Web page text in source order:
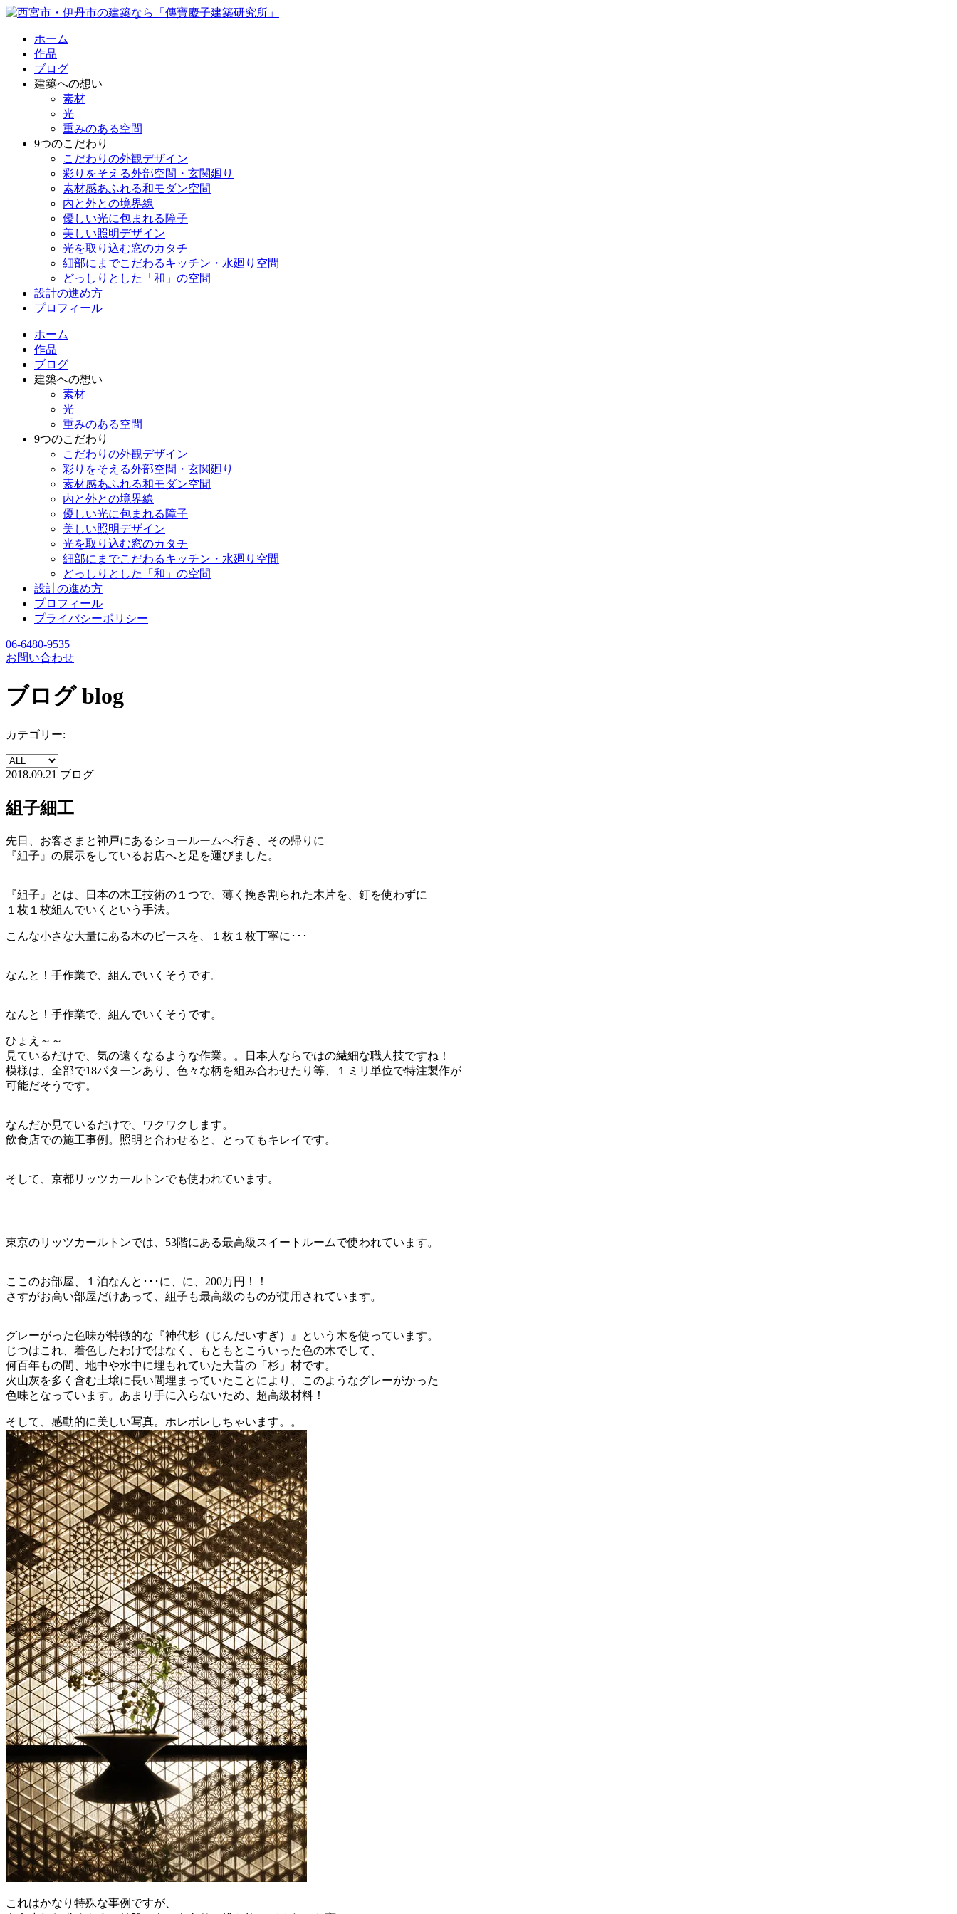
ホーム
作品
ブログ
建築への想い
素材
光
重みのある空間
9つのこだわり
こだわりの外観デザイン
彩りをそえる外部空間・玄関廻り
素材感あふれる和モダン空間
内と外との境界線
優しい光に包まれる障子
美しい照明デザイン
光を取り込む窓のカタチ
細部にまでこだわるキッチン・水廻り空間
どっしりとした「和」の空間
設計の進め方
プロフィール
ホーム
作品
ブログ
建築への想い
素材
光
重みのある空間
9つのこだわり
こだわりの外観デザイン
彩りをそえる外部空間・玄関廻り
素材感あふれる和モダン空間
内と外との境界線
優しい光に包まれる障子
美しい照明デザイン
光を取り込む窓のカタチ
細部にまでこだわるキッチン・水廻り空間
どっしりとした「和」の空間
設計の進め方
プロフィール
プライバシーポリシー
06-6480-9535
お問い合わせ
ブログ blog
カテゴリー:
2018.09.21 ブログ
組子細工
先日、お客さまと神戸にあるショールームへ行き、その帰りに
『組子』の展示をしているお店へと足を運びました。
『組子』とは、日本の木工技術の１つで、薄く挽き割られた木片を、釘を使わずに
１枚１枚組んでいくという手法。
こんな小さな大量にある木のピースを、１枚１枚丁寧に･･･
なんと！手作業で、組んでいくそうです。
なんと！手作業で、組んでいくそうです。
ひょえ～～
見ているだけで、気の遠くなるような作業。。日本人ならではの繊細な職人技ですね！
模様は、全部で18パターンあり、色々な柄を組み合わせたり等、１ミリ単位で特注製作が
可能だそうです。
なんだか見ているだけで、ワクワクします。
飲食店での施工事例。照明と合わせると、とってもキレイです。
そして、京都リッツカールトンでも使われています。
東京のリッツカールトンでは、53階にある最高級スイートルームで使われています。
ここのお部屋、１泊なんと･･･に、に、200万円！！
さすがお高い部屋だけあって、組子も最高級のものが使用されています。
グレーがった色味が特徴的な『神代杉（じんだいすぎ）』という木を使っています。
じつはこれ、着色したわけではなく、もともとこういった色の木でして、
何百年もの間、地中や水中に埋もれていた大昔の「杉」材です。
火山灰を多く含む土壌に長い間埋まっていたことにより、このようなグレーがかった
色味となっています。あまり手に入らないため、超高級材料！
そして、感動的に美しい写真。ホレボレしちゃいます。。
これはかなり特殊な事例ですが、